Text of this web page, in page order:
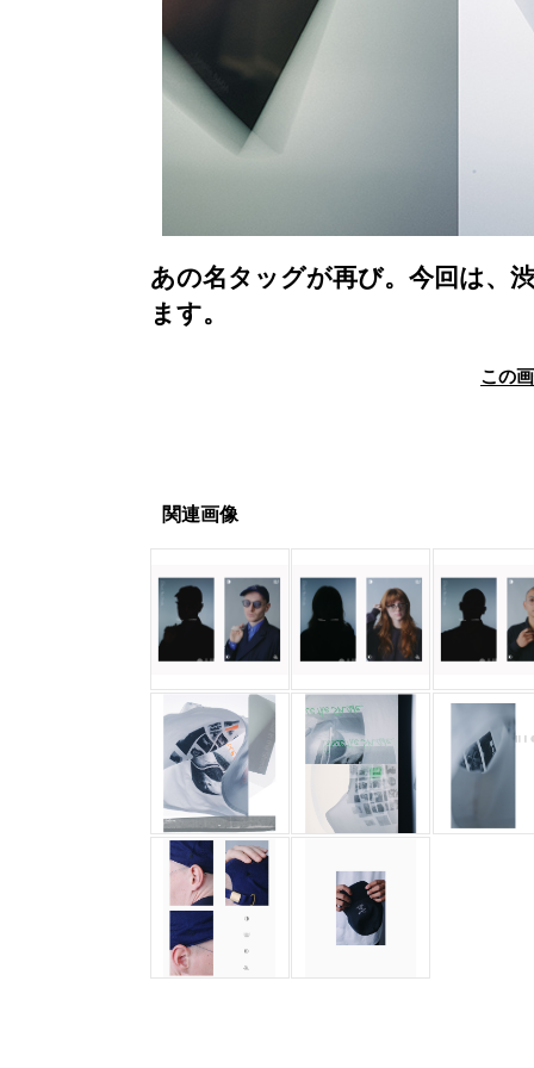
あの名タッグが再び。今回は、
ます。
この
関連画像